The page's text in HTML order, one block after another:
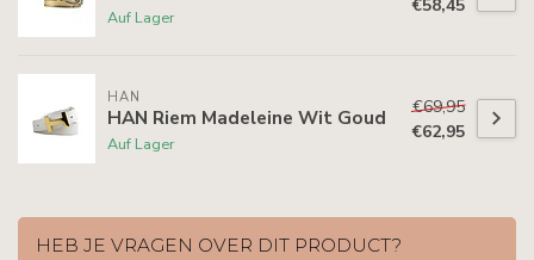
Auf Lager
€58,45
HAN
HAN Riem Madeleine Wit Goud
Auf Lager
€69,95
€62,95
HEB JE VRAGEN OVER DIT PRODUCT?